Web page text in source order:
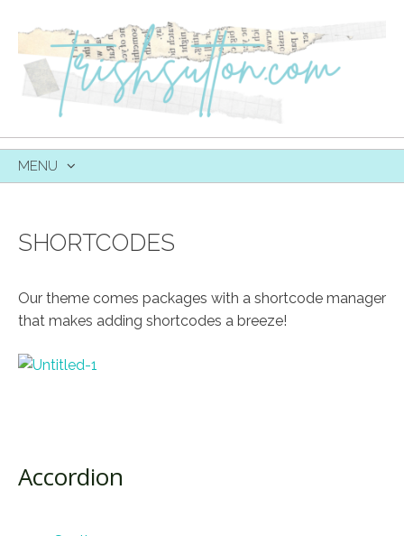
MENU
SHORTCODES
Our theme comes packages with a shortcode manager
that makes adding shortcodes a breeze!
Accordion